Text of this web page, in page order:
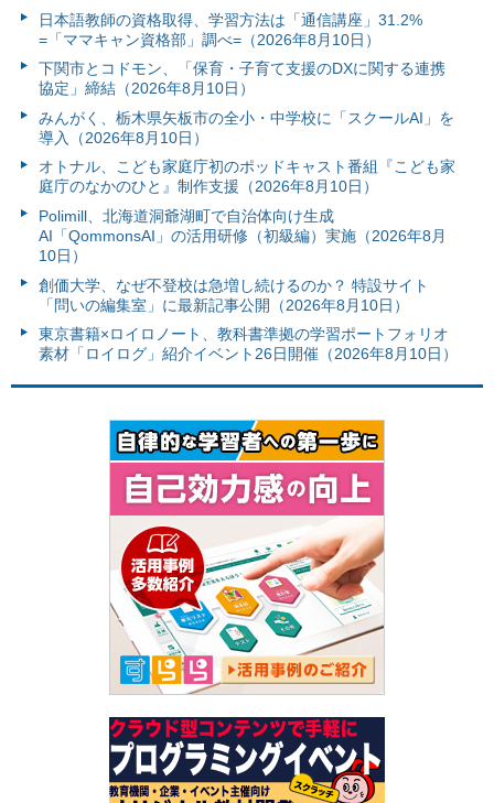
日本語教師の資格取得、学習方法は「通信講座」31.2%
=「ママキャン資格部」調べ=（2026年8月10日）
下関市とコドモン、「保育・子育て支援のDXに関する連携
協定」締結（2026年8月10日）
みんがく、栃木県矢板市の全小・中学校に「スクールAI」を
導入（2026年8月10日）
オトナル、こども家庭庁初のポッドキャスト番組『こども家
庭庁のなかのひと』制作支援（2026年8月10日）
Polimill、北海道洞爺湖町で自治体向け生成
AI「QommonsAI」の活用研修（初級編）実施（2026年8月
10日）
創価大学、なぜ不登校は急増し続けるのか？ 特設サイト
「問いの編集室」に最新記事公開（2026年8月10日）
東京書籍×ロイロノート、教科書準拠の学習ポートフォリオ
素材「ロイログ」紹介イベント26日開催（2026年8月10日）